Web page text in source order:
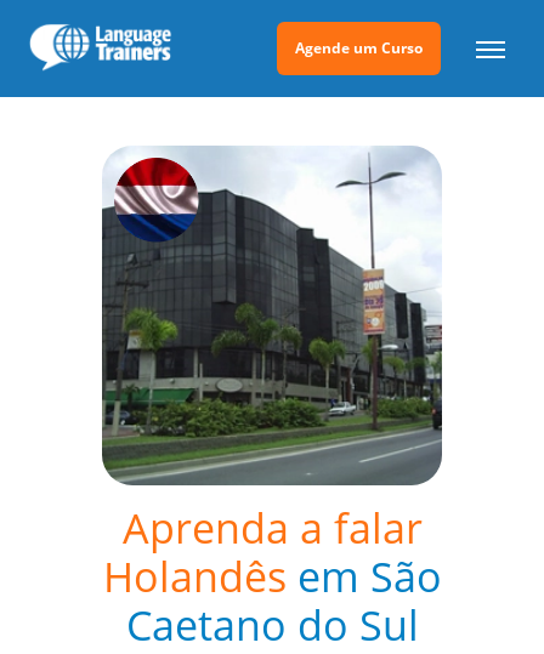
Agende um Curso
Aprenda a falar
Holandês em São
Caetano do Sul